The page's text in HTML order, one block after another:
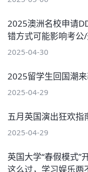
2025澳洲名校申请
错方式可能影响考公/
2025-04-30
2025留学生回国潮来
2025-04-29
五月英国演出狂欢指
2025-04-29
英国大学“春假模式”
这么过，学习娱乐两